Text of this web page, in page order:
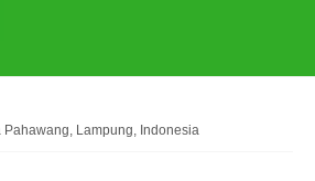
Pahawang, Lampung, Indonesia